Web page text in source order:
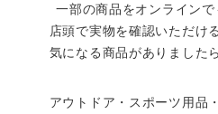
一部の商品をオンラインで
店頭で実物を確認いただけ
気になる商品がありました
アウトドア・スポーツ用品